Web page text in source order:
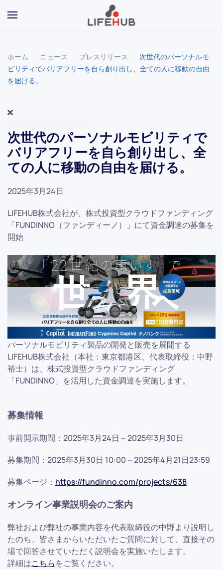
Skip to main content
ホーム ニュース プレスリリース
次世代のパーソナルモ
ビリティでバリアフリーを自ら創り出し、全ての人に移動の自由
を届ける。
次世代のパーソナルモビリティで
バリアフリーを自ら創り出し、全
ての人に移動の自由を届ける。
2025年3月24日
LIFEHUB株式会社が、株式投資型クラウドファンディング
「FUNDINNO（ファンディーノ）」にて資金調達の募集を
開始
パーソナルモビリティ製品の開発と販売を展開する
LIFEHUB株式会社（本社：東京都港区、代表取締役：中野
裕士）は、株式投資型クラウドファンディング
「FUNDINNO」を活用した資金調達を実施します。
募集情報
事前開示期間：2025年3月24日～2025年3月30日
募集期間：2025年3月30日 10:00～2025年4月21日23:59
募集ページ： https://fundinno.com/projects/638
オンライン事業説明会のご案内
弊社および弊社の事業内容を代表取締役の中野より説明し
たのち、皆さまからいただいたご質問に対して、直接その
場で回答させていただく説明会を実施いたします。
詳細はこちらをご覧ください。